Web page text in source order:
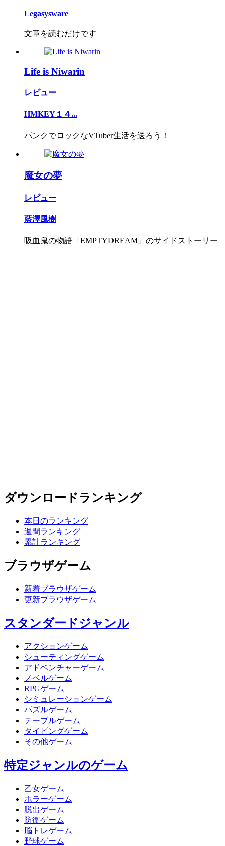
Legasysware
文章を読むだけです
Life is Niwarin
レビュー
HMKEY１４...
パンクでロックなVTuber生活を送ろう！
魔女の夢
レビュー
藍澤風樹
吸血鬼の物語「EMPTYDREAM」のサイドストーリー
ダウンロードランキング
本日のランキング
週間ランキング
累計ランキング
ブラウザゲーム
新着ブラウザゲーム
更新ブラウザゲーム
スタンダードジャンル
アクションゲーム
シューティングゲーム
アドベンチャーゲーム
ノベルゲーム
RPGゲーム
シミュレーションゲーム
パズルゲーム
テーブルゲーム
タイピングゲーム
その他ゲーム
特定ジャンルのゲーム
乙女ゲーム
ホラーゲーム
脱出ゲーム
防衛ゲーム
脳トレゲーム
野球ゲーム